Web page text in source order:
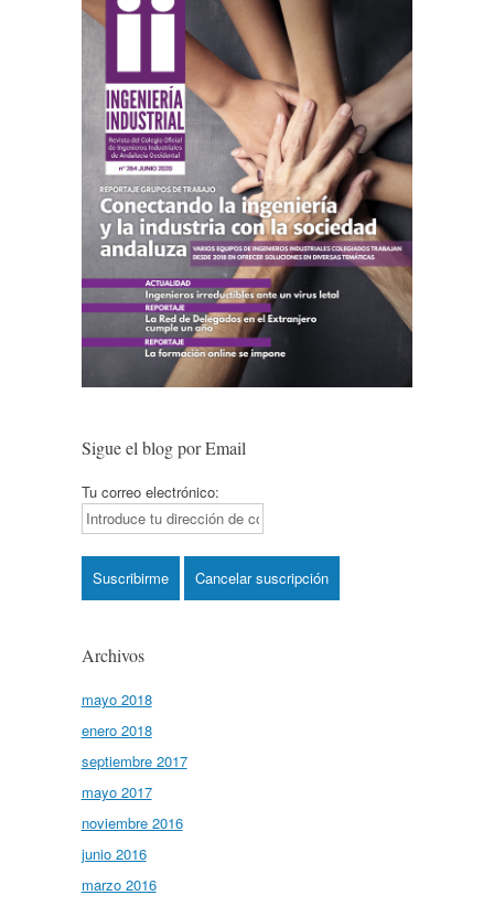
Sigue el blog por Email
Tu correo electrónico:
Archivos
mayo 2018
enero 2018
septiembre 2017
mayo 2017
noviembre 2016
junio 2016
marzo 2016